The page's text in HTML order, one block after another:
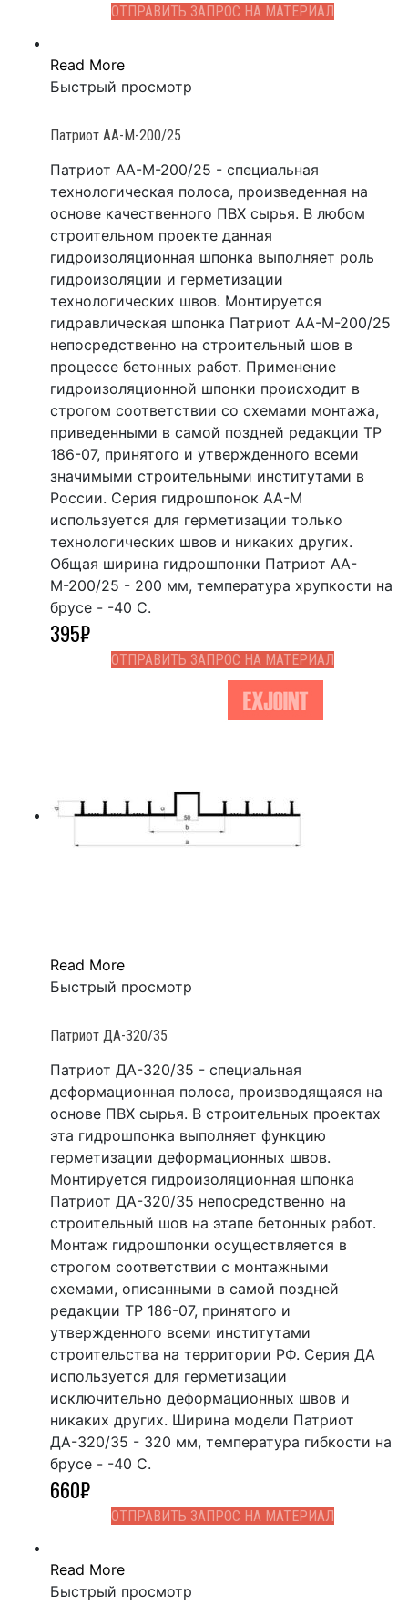
ОТПРАВИТЬ ЗАПРОС НА МАТЕРИАЛ
Read More
Быстрый просмотр
Патриот АА-М-200/25
Патриот АА-М-200/25 - специальная
технологическая полоса, произведенная на
основе качественного ПВХ сырья. В любом
строительном проекте данная
гидроизоляционная шпонка выполняет роль
гидроизоляции и герметизации
технологических швов. Монтируется
гидравлическая шпонка Патриот АА-М-200/25
непосредственно на строительный шов в
процессе бетонных работ. Применение
гидроизоляционной шпонки происходит в
строгом соответствии со схемами монтажа,
приведенными в самой поздней редакции ТР
186-07, принятого и утвержденного всеми
значимыми строительными институтами в
России. Серия гидрошпонок АА-М
используется для герметизации только
технологических швов и никаких других.
Общая ширина гидрошпонки Патриот АА-
М-200/25 - 200 мм, температура хрупкости на
брусе - -40 С.
395₽
ОТПРАВИТЬ ЗАПРОС НА МАТЕРИАЛ
Read More
Быстрый просмотр
Патриот ДА-320/35
Патриот ДА-320/35 - специальная
деформационная полоса, производящаяся на
основе ПВХ сырья. В строительных проектах
эта гидрошпонка выполняет функцию
герметизации деформационных швов.
Монтируется гидроизоляционная шпонка
Патриот ДА-320/35 непосредственно на
строительный шов на этапе бетонных работ.
Монтаж гидрошпонки осуществляется в
строгом соответствии с монтажными
схемами, описанными в самой поздней
редакции ТР 186-07, принятого и
утвержденного всеми институтами
строительства на территории РФ. Серия ДА
используется для герметизации
исключительно деформационных швов и
никаких других. Ширина модели Патриот
ДА-320/35 - 320 мм, температура гибкости на
брусе - -40 С.
660₽
ОТПРАВИТЬ ЗАПРОС НА МАТЕРИАЛ
Read More
Быстрый просмотр